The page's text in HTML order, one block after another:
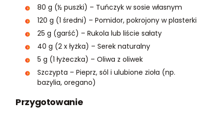
80 g (½ puszki) – Tuńczyk w sosie własnym
120 g (1 średni) – Pomidor, pokrojony w plasterki
25 g (garść) – Rukola lub liście sałaty
40 g (2 x łyżka) – Serek naturalny
5 g (1 łyżeczka) – Oliwa z oliwek
Szczypta – Pieprz, sól i ulubione zioła (np.
bazylia, oregano)
Przygotowanie